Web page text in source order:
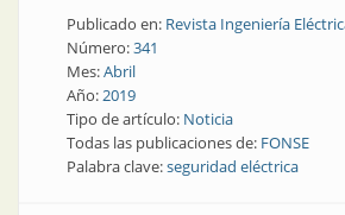
Publicado en: Revista Ingeniería
Número:341
Mes:Abril
Año:2019
Tipo de artículo: Noticia
Todas las publicaciones de: FONSE
Palabra clave:seguridad eléctrica